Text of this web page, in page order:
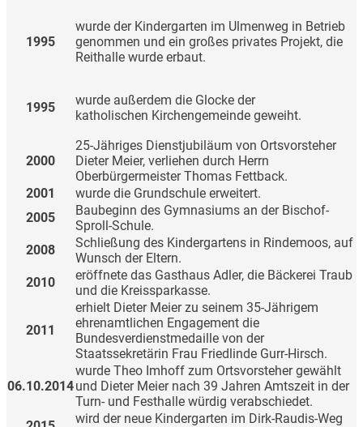
1995
wurde der Kindergarten im Ulmenweg in Betrieb
genommen und ein großes privates Projekt, die
Reithalle wurde erbaut.
1995
wurde außerdem die Glocke der
katholischen Kirchengemeinde geweiht.
2000
25-Jähriges Dienstjubiläum von Ortsvorsteher
Dieter Meier, verliehen durch Herrn
Oberbürgermeister Thomas Fettback.
2001
wurde die Grundschule erweitert.
2005
Baubeginn des Gymnasiums an der Bischof-
Sproll-Schule.
2008
Schließung des Kindergartens in Rindemoos, auf
Wunsch der Eltern.
2010
eröffnete das Gasthaus Adler, die Bäckerei Traub
und die Kreissparkasse.
2011
erhielt Dieter Meier zu seinem 35-Jährigem
ehrenamtlichen Engagement die
Bundesverdienstmedaille von der
Staatssekretärin Frau Friedlinde Gurr-Hirsch.
06.10.2014
wurde Theo Imhoff zum Ortsvorsteher gewählt
und Dieter Meier nach 39 Jahren Amtszeit in der
Turn- und Festhalle würdig verabschiedet.
wird der neue Kindergarten im Dirk-Raudis-Weg